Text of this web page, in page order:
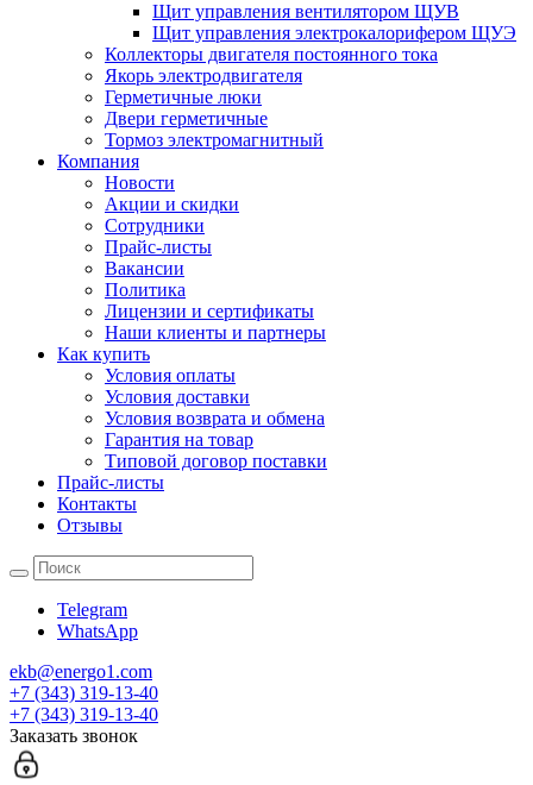
Щит управления вентилятором ЩУВ
Щит управления электрокалорифером ЩУЭ
Коллекторы двигателя постоянного тока
Якорь электродвигателя
Герметичные люки
Двери герметичные
Тормоз электромагнитный
Компания
Новости
Акции и скидки
Сотрудники
Прайс-листы
Вакансии
Политика
Лицензии и сертификаты
Наши клиенты и партнеры
Как купить
Условия оплаты
Условия доставки
Условия возврата и обмена
Гарантия на товар
Типовой договор поставки
Прайс-листы
Контакты
Отзывы
Telegram
WhatsApp
ekb@energo1.com
+7 (343) 319-13-40
+7 (343) 319-13-40
Заказать звонок